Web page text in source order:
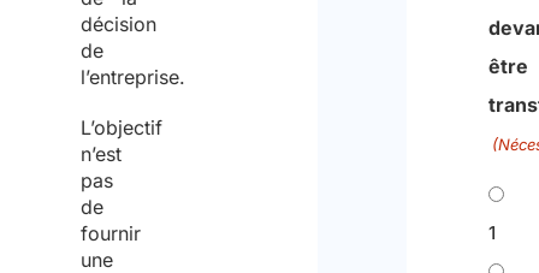
décision
de
l’entreprise.
L’objectif
n’est
pas
de
fournir
une
être
1